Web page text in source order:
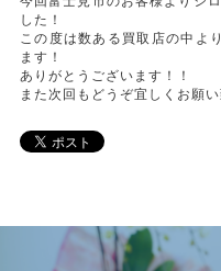
した！
この度は数ある買取店の中よ
ます！
ありがとうございます！！
また次回もどうぞ宜しくお願い